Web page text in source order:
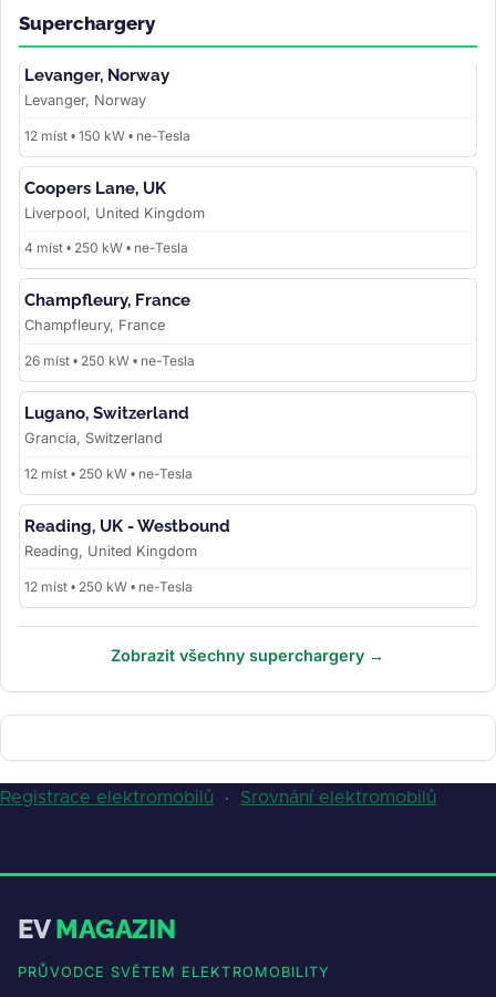
Superchargery
Levanger, Norway
Levanger, Norway
12 míst • 150 kW • ne-Tesla
Coopers Lane, UK
Liverpool, United Kingdom
4 míst • 250 kW • ne-Tesla
Champfleury, France
Champfleury, France
26 míst • 250 kW • ne-Tesla
Lugano, Switzerland
Grancia, Switzerland
12 míst • 250 kW • ne-Tesla
Reading, UK - Westbound
Reading, United Kingdom
12 míst • 250 kW • ne-Tesla
Zobrazit všechny superchargery →
Registrace elektromobilů · Srovnání elektromobilů
EVMAGAZIN
PRŮVODCE SVĚTEM ELEKTROMOBILITY